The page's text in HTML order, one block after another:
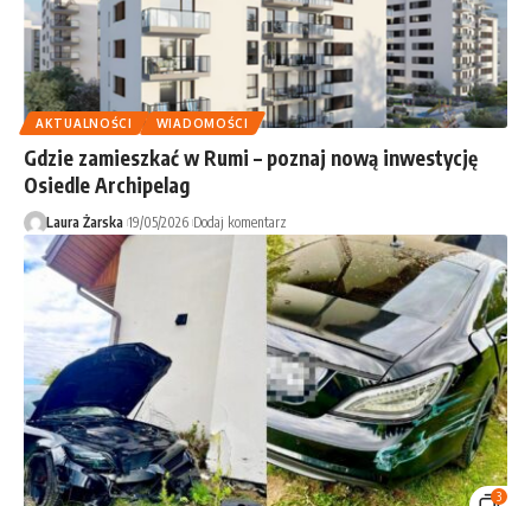
AKTUALNOŚCI WIADOMOŚCI
Gdzie zamieszkać w Rumi – poznaj nową inwestycję
Osiedle Archipelag
Laura Żarska 19/05/2026 Dodaj komentarz
3